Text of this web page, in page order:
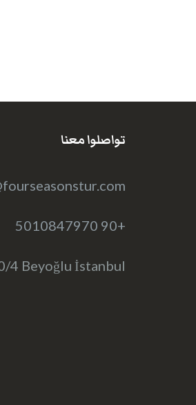
تواصلوا معنا
+90 5010847970
4 Beyoğlu İstanbul